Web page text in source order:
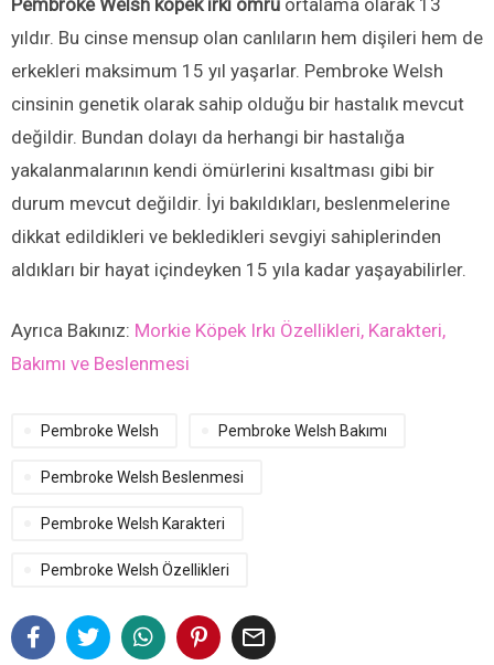

yıldır. Bu cinse mensup olan canlıların hem dişileri hem de
erkekleri maksimum 15 yıl yaşarlar. Pembroke Welsh
cinsinin genetik olarak sahip olduğu bir hastalık mevcut
değildir. Bundan dolayı da herhangi bir hastalığa
yakalanmalarının kendi ömürlerini kısaltması gibi bir
durum mevcut değildir. İyi bakıldıkları, beslenmelerine
dikkat edildikleri ve bekledikleri sevgiyi sahiplerinden
aldıkları bir hayat içindeyken 15 yıla kadar yaşayabilirler.
Ayrıca Bakınız: Morkie Köpek Irkı Özellikleri, Karakteri,
Bakımı ve Beslenmesi
Pembroke Welsh Pembroke Welsh Bakımı
Pembroke Welsh Beslenmesi
Pembroke Welsh Karakteri
Pembroke Welsh Özellikleri